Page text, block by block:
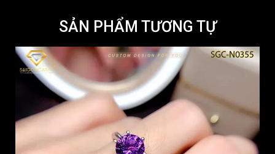
SẢN PHẨM TƯƠNG TỰ